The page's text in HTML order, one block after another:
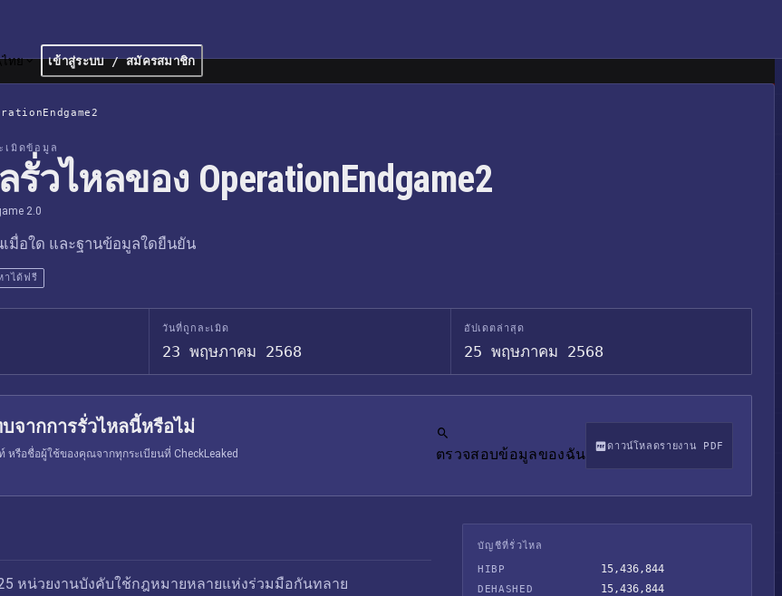
ไทย เข้าสู่ระบบ / สมัครสมาชิก
เมิดข้อมูล
วไหลของ OperationEndgame2
2.0
มื่อใด และฐานข้อมูลใดยืนยัน
าได้ฟรี
วันที่ถูกละเมิด
23 พฤษภาคม 2568
อัปเดตล่าสุด
25 พฤษภาคม 2568
จากการรั่วไหลนี้หรือไม่
หรือชื่อผู้ใช้ของคุณจากทุกระเบียนที่ CheckLeaked
ตรวจสอบข้อมูลของฉัน ดาวน์โหลดรายงาน PDF
หน่วยงานบังคับใช้กฎหมายหลายแห่งร่วมมือกันทลาย
บัญชีที่รั่วไหล
HIBP
15,436,844
DEHASHED 15,436,844